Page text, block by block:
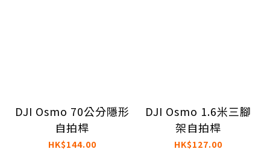
DJI Osmo 70公分隱形
自拍桿
HK$144.00
DJI Osmo 1.6米三腳
架自拍桿
HK$127.00